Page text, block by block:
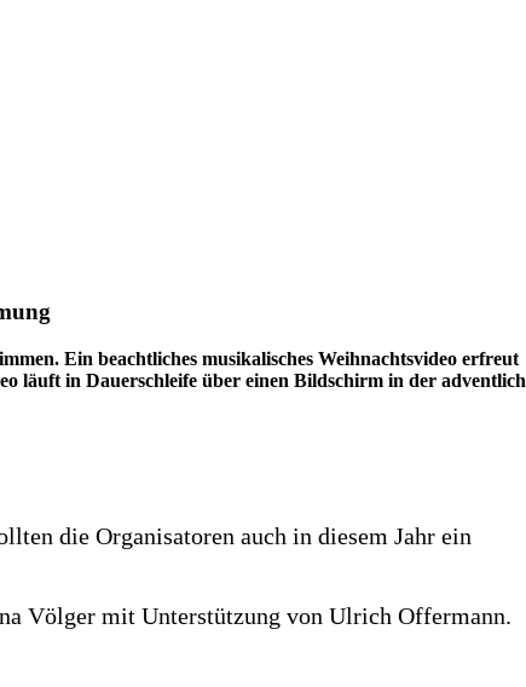
Ein beachtliches musikalisches Weihnachtsvideo erfreut
läuft in Dauerschleife über einen Bildschirm in der adventlich
die Organisatoren auch in diesem Jahr ein
Völger mit Unterstützung von Ulrich Offermann.